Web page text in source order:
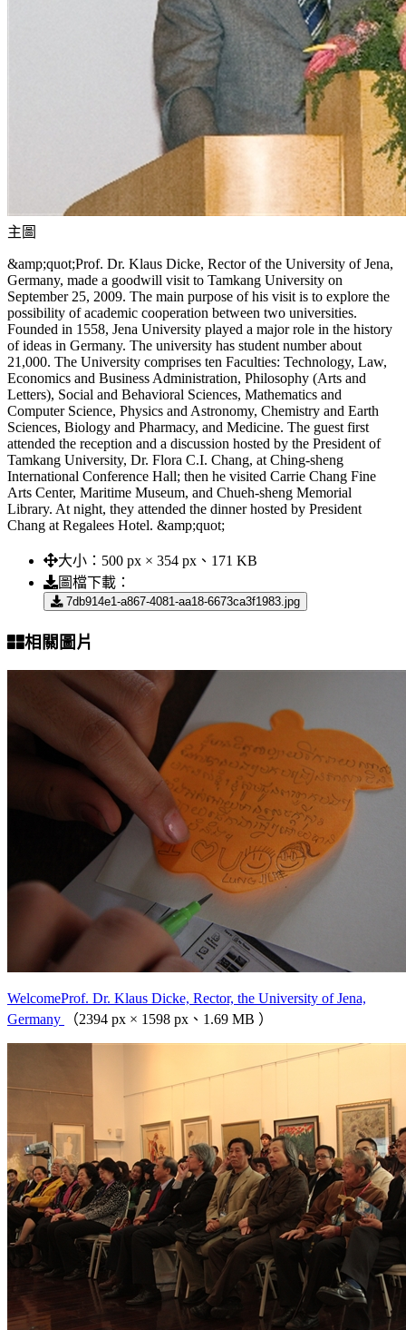
主圖
&amp;quot;Prof. Dr. Klaus Dicke, Rector of the University of Jena,
Germany, made a goodwill visit to Tamkang University on
September 25, 2009. The main purpose of his visit is to explore the
possibility of academic cooperation between two universities.
Founded in 1558, Jena University played a major role in the history
of ideas in Germany. The university has student number about
21,000. The University comprises ten Faculties: Technology, Law,
Economics and Business Administration, Philosophy (Arts and
Letters), Social and Behavioral Sciences, Mathematics and
Computer Science, Physics and Astronomy, Chemistry and Earth
Sciences, Biology and Pharmacy, and Medicine. The guest first
attended the reception and a discussion hosted by the President of
Tamkang University, Dr. Flora C.I. Chang, at Ching-sheng
International Conference Hall; then he visited Carrie Chang Fine
Arts Center, Maritime Museum, and Chueh-sheng Memorial
Library. At night, they attended the dinner hosted by President
Chang at Regalees Hotel. &amp;quot;
大小： 500 px × 354 px、171 KB
圖檔下載：
7db914e1-a867-4081-aa18-6673ca3f1983.jpg
相關圖片
WelcomeProf. Dr. Klaus Dicke, Rector, the University of Jena,
Germany
（2394 px × 1598 px、1.69 MB ）